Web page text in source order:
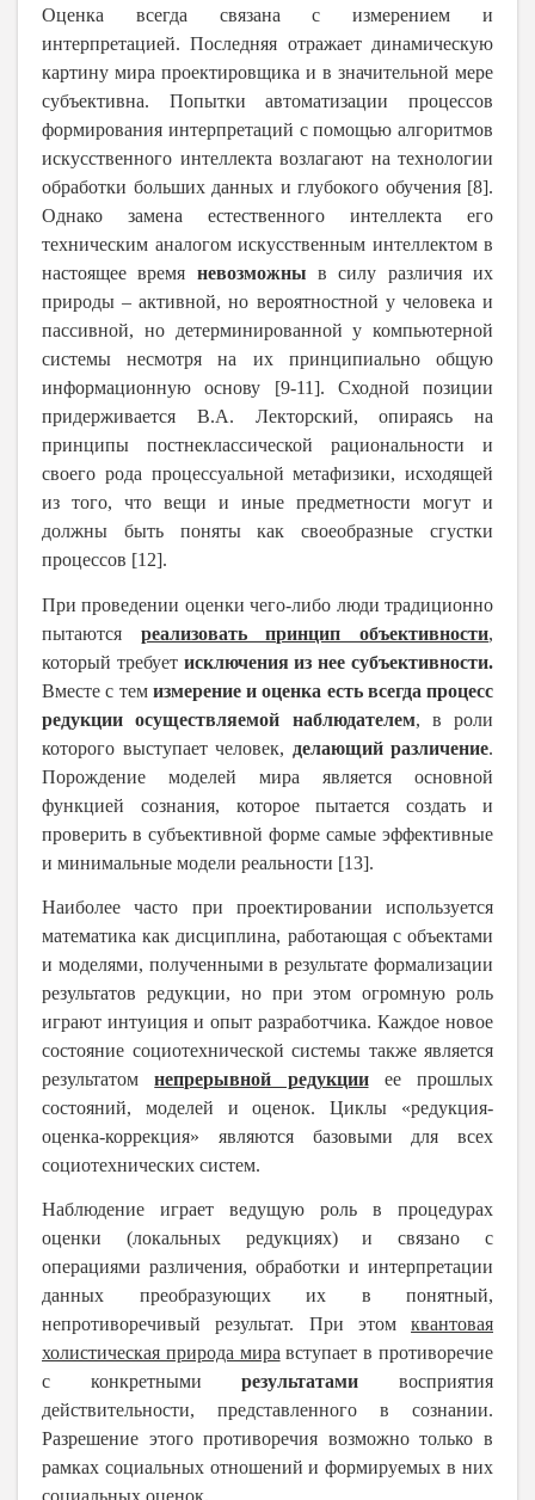
Оценка всегда связана с измерением и
интерпретацией. Последняя отражает динамическую
картину мира проектировщика и в значительной мере
субъективна. Попытки автоматизации процессов
формирования интерпретаций с помощью алгоритмов
искусственного интеллекта возлагают на технологии
обработки больших данных и глубокого обучения [8].
Однако замена естественного интеллекта его
техническим аналогом искусственным интеллектом в
настоящее время невозможны в силу различия их
природы – активной, но вероятностной у человека и
пассивной, но детерминированной у компьютерной
системы несмотря на их принципиально общую
информационную основу [9-11]. Сходной позиции
придерживается В.А. Лекторский, опираясь на
принципы постнеклассической рациональности и
своего рода процессуальной метафизики, исходящей
из того, что вещи и иные предметности могут и
должны быть поняты как своеобразные сгустки
процессов [12].
При проведении оценки чего-либо люди традиционно
пытаются реализовать принцип объективности,
который требует исключения из нее субъективности.
Вместе с тем измерение и оценка есть всегда процесс
редукции осуществляемой наблюдателем, в роли
которого выступает человек, делающий различение.
Порождение моделей мира является основной
функцией сознания, которое пытается создать и
проверить в субъективной форме самые эффективные
и минимальные модели реальности [13].
Наиболее часто при проектировании используется
математика как дисциплина, работающая с объектами
и моделями, полученными в результате формализации
результатов редукции, но при этом огромную роль
играют интуиция и опыт разработчика. Каждое новое
состояние социотехнической системы также является
результатомнепрерывной редукцииее прошлых
состояний, моделей и оценок. Циклы «редукция-
оценка-коррекция» являются базовыми для всех
социотехнических систем.
Наблюдение играет ведущую роль в процедурах
оценки (локальных редукциях) и связано с
операциями различения, обработки и интерпретации
данных преобразующих их в понятный,
непротиворечивый результат. При этом квантовая
холистическая природа мира вступает в противоречие
с конкретнымирезультатамивосприятия
действительности, представленного в сознании.
Разрешение этого противоречия возможно только в
рамках социальных отношений и формируемых в них